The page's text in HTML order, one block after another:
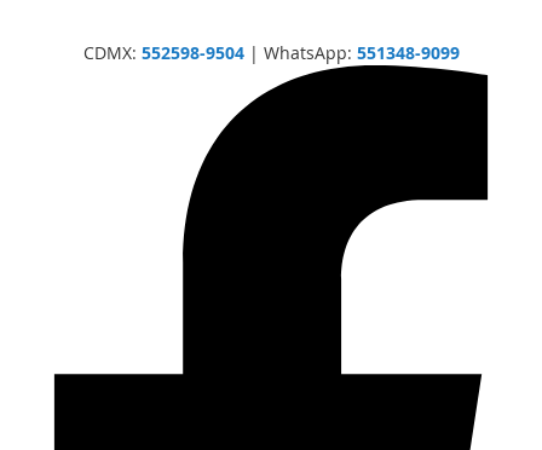
CDMX: 552598-9504| WhatsApp: 551348-9099